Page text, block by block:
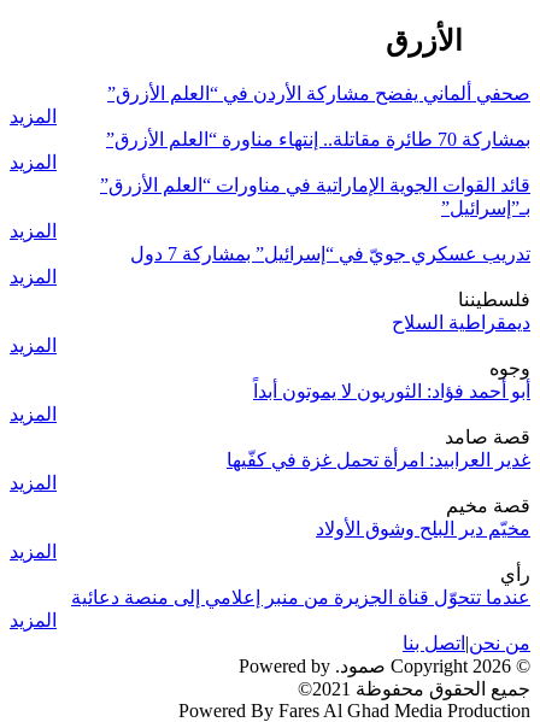
العلم الأزرق
صحفي ألماني يفضح مشاركة الأردن في “العلم الأزرق”
المزيد
بمشاركة 70 طائرة مقاتلة.. إنتهاء مناورة “العلم الأزرق”
المزيد
قائد القوات الجوية الإماراتية في مناورات “العلم الأزرق”
بـ”إسرائيل”
المزيد
تدريب عسكري جويّ في “إسرائيل” بمشاركة 7 دول
المزيد
فلسطيننا
ديمقراطية السلاح
المزيد
وجوه
أبو أحمد فؤاد: الثوريون لا يموتون أبداً
المزيد
قصة صامد
غدير العرابيد: امرأة تحمل غزة في كفّيها
المزيد
قصة مخيم
مخيّم دير البلح وشوق الأولاد
المزيد
رأي
عندما تتحوّل قناة الجزيرة من منبر إعلامي إلى منصة دعائية
المزيد
من نحن| اتصل بنا
© 2026 Copyright صمود. Powered by
جميع الحقوق محفوظة 2021©
Powered By Fares Al Ghad Media Production